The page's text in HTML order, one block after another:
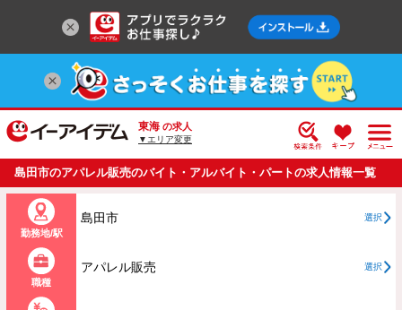
東海 の求人
▼エリア変更
島田市のアパレル販売のバイト・アルバイト・パートの求人情報一覧
勤務地/駅
島田市 選択
職種
アパレル販売 選択